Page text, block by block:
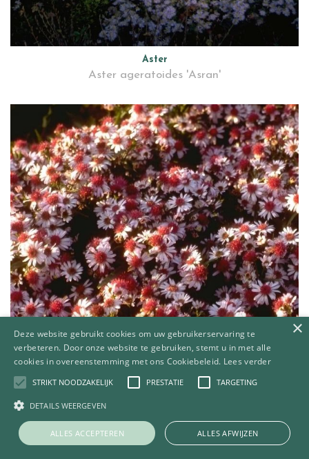
Aster
Aster ageratoides 'Asran'
Aster 'Jan'
×
Deze website gebruikt cookies om uw gebruikerservaring te
verbeteren. Door onze website te gebruiken, stemt u in met alle
cookies in overeenstemming met ons Cookiebeleid. Lees verder
STRIKT NOODZAKELIJK PRESTATIE TARGETING
DETAILS WEERGEVEN
ALLES ACCEPTEREN ALLES AFWIJZEN